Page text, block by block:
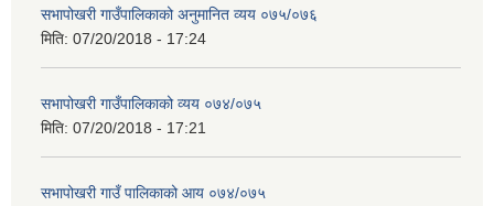
सभापोखरी गाउँपालिकाको अनुमानित व्यय ०७५/०७६
मिति: 07/20/2018 - 17:24
सभापोखरी गाउँपालिकाको व्यय ०७४/०७५
मिति: 07/20/2018 - 17:21
सभापोखरी गाउँ पालिकाको आय ०७४/०७५